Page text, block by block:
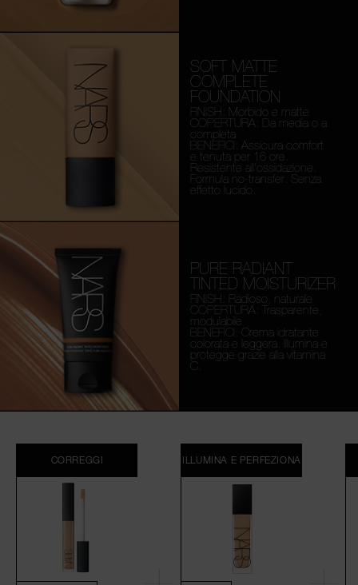
SOFT MATTE
COMPLETE
FOUNDATION
FINISH: Morbido e matte
COPERTURA: Da media o a
completa
BENEFICI: Assicura comfort
e tenuta per 16 ore.
Resistente all'ossidazione.
Formula no-transfer. Senza
effetto lucido.
PURE RADIANT
TINTED MOISTURIZER
FINISH: Radioso, naturale
COPERTURA: Trasparente,
modulabile
BENEFICI: Crema idratante
colorata e leggera. Illumina e
protegge grazie alla vitamina
C.
CORREGGI ILLUMINA E PERFEZIONA